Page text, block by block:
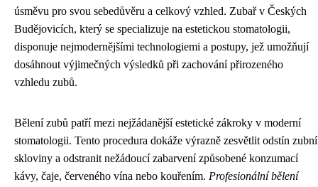
úsměvu pro svou sebedůvěru a celkový vzhled. Zubař v Českých
Budějovicích, který se specializuje na estetickou stomatologii,
disponuje nejmodernějšími technologiemi a postupy, jež umožňují
dosáhnout výjimečných výsledků při zachování přirozeného
vzhledu zubů.
Bělení zubů patří mezi nejžádanější estetické zákroky v moderní
stomatologii. Tento procedura dokáže výrazně zesvětlit odstín zubní
skloviny a odstranit nežádoucí zabarvení způsobené konzumací
kávy, čaje, červeného vína nebo kouřením. Profesionální bělení